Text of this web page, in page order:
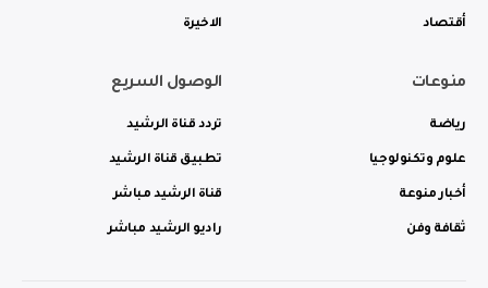
أقتصاد الاخيرة
منوعات
رياضة
علوم وتكنولوجيا
أخبار منوعة
ثقافة وفن
الوصول السريع
تردد قناة الرشيد
تطبيق قناة الرشيد
قناة الرشيد مباشر
راديو الرشيد مباشر